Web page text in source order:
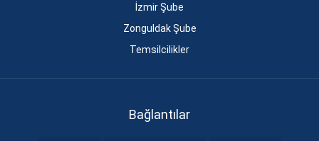
İzmir Şube
Zonguldak Şube
Temsilcilikler
Bağlantılar